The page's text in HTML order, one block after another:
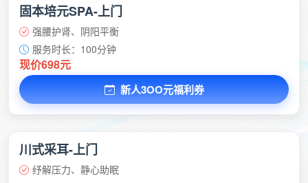
固本培元SPA-上门
强腰护肾、阴阳平衡
服务时长：100分钟
现价698元
新人3OO元福利券
川式采耳-上门
纾解压力、静心助眠